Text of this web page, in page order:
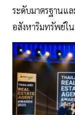
ระดับมาตรฐานแ
อสังหาริมทรัพย์ใ